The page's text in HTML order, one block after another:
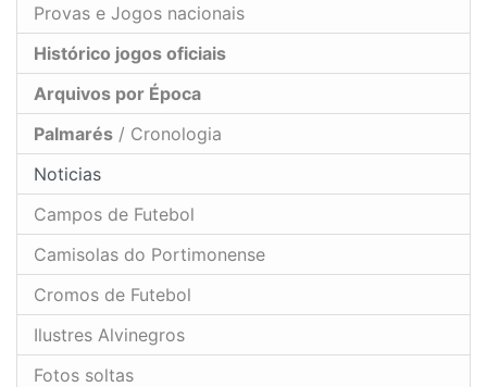
Provas e Jogos nacionais
Histórico jogos oficiais
Arquivos por Época
Palmarés / Cronologia
Noticias
Campos de Futebol
Camisolas do Portimonense
Cromos de Futebol
Ilustres Alvinegros
Fotos soltas